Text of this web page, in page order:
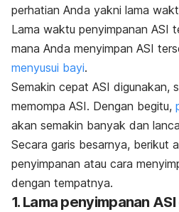
perhatian Anda yakni lama
Lama waktu penyimpanan ASI
mana Anda menyimpan ASI
menyusui bayi.
Semakin cepat ASI digunakan,
memompa ASI. Dengan begitu,
akan semakin banyak dan
Secara garis besarnya, berikut
penyimpanan atau cara
dengan tempatnya.
1. Lama penyimpanan